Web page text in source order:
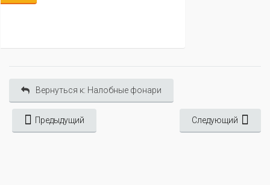
Вернуться к: Налобные фонари
Предыдущий Следующий